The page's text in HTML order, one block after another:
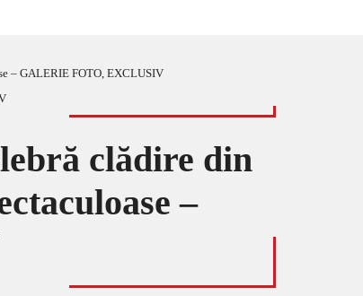
– GALERIE FOTO, EXCLUSIV
clădire din
–